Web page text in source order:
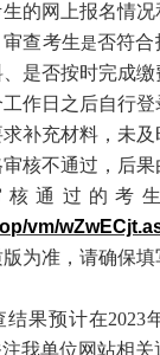
的网上报名情
查考生是否符合
是否按时完成
作日之后自行
补充材料，未
核不通过，后
通过的考
vm/
为准，请确保
结果预计在2023
我单位网站相关